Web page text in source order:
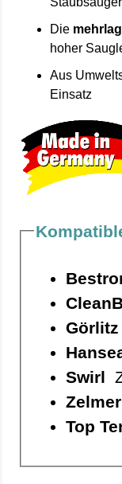
Die
hoher
Aus
Einsatz
Görlitz
Swirl
Zelmer
Top